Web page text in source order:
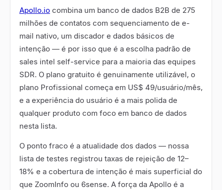
Apollo.io combina um banco de dados B2B de 275
milhões de contatos com sequenciamento de e-
mail nativo, um discador e dados básicos de
intenção — é por isso que é a escolha padrão de
sales intel self-service para a maioria das equipes
SDR. O plano gratuito é genuinamente utilizável, o
plano Profissional começa em US$ 49/usuário/mês,
e a experiência do usuário é a mais polida de
qualquer produto com foco em banco de dados
nesta lista.
O ponto fraco é a atualidade dos dados — nossa
lista de testes registrou taxas de rejeição de 12–
18% e a cobertura de intenção é mais superficial do
que ZoomInfo ou 6sense. A força da Apollo é a